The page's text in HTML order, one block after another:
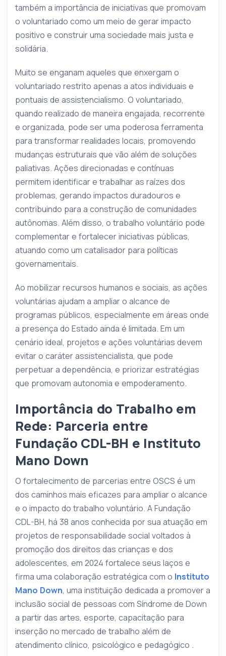
também a importância de iniciativas que promovam
o voluntariado como um meio de gerar impacto
positivo e construir uma sociedade mais justa e
solidária.
Muito se enganam aqueles que enxergam o
voluntariado restrito apenas a atos individuais e
pontuais de assistencialismo. O voluntariado,
quando realizado de maneira engajada, recorrente
e organizada, pode ser uma poderosa ferramenta
para transformar realidades locais, promovendo
mudanças estruturais que vão além de soluções
paliativas. Ações direcionadas e contínuas
permitem identificar e trabalhar as raízes dos
problemas, gerando impactos duradouros e
contribuindo para a construção de comunidades
autônomas. Além disso, o trabalho voluntário pode
complementar e fortalecer iniciativas públicas,
atuando como um catalisador para políticas
governamentais.
Ao mobilizar recursos humanos e sociais, as ações
voluntárias ajudam a ampliar o alcance de
programas públicos, especialmente em áreas onde
a presença do Estado ainda é limitada. Em um
cenário ideal, projetos e ações voluntárias devem
evitar o caráter assistencialista, que pode
perpetuar a dependência, e priorizar estratégias
que promovam autonomia e empoderamento.
Importância do Trabalho em
Rede: Parceria entre
Fundação CDL-BH e Instituto
Mano Down
O fortalecimento de parcerias entre OSCS é um
dos caminhos mais eficazes para ampliar o alcance
e o impacto do trabalho voluntário. A Fundação
CDL-BH, há 38 anos conhecida por sua atuação em
projetos de responsabilidade social voltados à
promoção dos direitos das crianças e dos
adolescentes, em 2024 fortalece seus laços e
firma uma colaboração estratégica com o Instituto
Mano Down, uma instituição dedicada a promover a
inclusão social de pessoas com Síndrome de Down
a partir das artes, esporte, capacitação para
inserção no mercado de trabalho além de
atendimento clínico, psicológico e pedagógico .